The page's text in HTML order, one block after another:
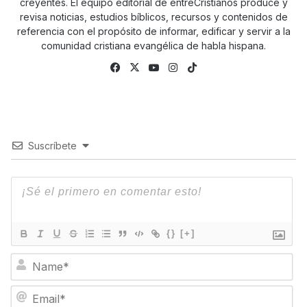
creyentes. El equipo editorial de entreCristianos produce y
revisa noticias, estudios bíblicos, recursos y contenidos de
referencia con el propósito de informar, edificar y servir a la
comunidad cristiana evangélica de habla hispana.
Facebook
X YouTubeInstagram
Suscríbete
{} [+]
m